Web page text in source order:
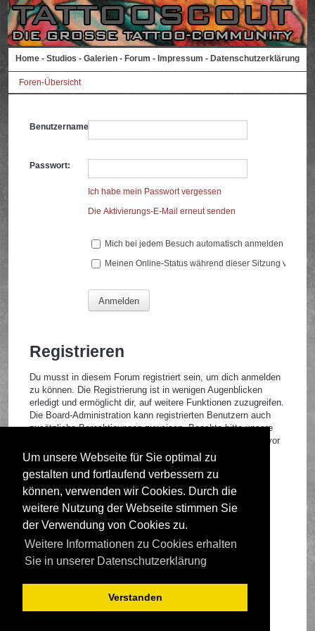
Um unsere Webseite für Sie optimal zu
gestalten und fortlaufend verbessern zu
können, verwenden wir Cookies. Durch die
weitere Nutzung der Webseite stimmen Sie
der Verwendung von Cookies zu.
Weitere Informationen zu Cookies erhalten
Sie in unserer Datenschutzerklärung
Verstanden
Home - Studios - Galerien - Forum - Impressum - Datenschutzerklärung
Foren-Übersicht
Benutzername:
Passwort:
Ich habe mein Passwort vergessen
Die Aktivierungs-E-Mail erneut senden
Mich bei jedem Besuch automatisch anmelden
Meinen Online-Status während dieser Sitzung
Registrieren
Du musst in diesem Forum registriert sein, um dich anmelden
zu können. Die Registrierung ist in wenigen Augenblicken
erledigt und ermöglicht dir, auf weitere Funktionen zuzugreifen.
Die Board-Administration kann registrierten Benutzern auch
zusätzliche Berechtigungen zuweisen. Beachte bitte unsere
Nutzungsbedingungen und die verwandten Regelungen, bevor
du dich registrierst. Bitte beachte auch die jeweiligen
Forenregeln, wenn du dich in diesem Board bewegst.
Nutzungsbedingungen|Datenschutzrichtlinie
Foren-Übersicht